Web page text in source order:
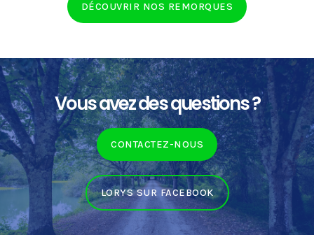
DÉCOUVRIR NOS REMORQUES
Vous avez des questions ?
CONTACTEZ-NOUS
LORYS SUR FACEBOOK